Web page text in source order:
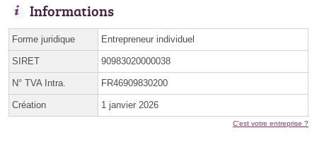
Informations
Forme juridique Entrepreneur individuel
SIRET 90983020000038
N° TVA Intra. FR46909830200
Création 1 janvier 2026
C'est votre entreprise ?